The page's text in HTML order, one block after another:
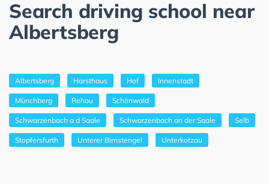
Search driving school near
Albertsberg
Albertsberg Harsthaus Hof Innenstadt
Münchberg Rehau Schönwald
Schwarzenbach a d Saale Schwarzenbach an der Saale Selb
Stopfersfurth Unterer Birnstengel Unterkotzau